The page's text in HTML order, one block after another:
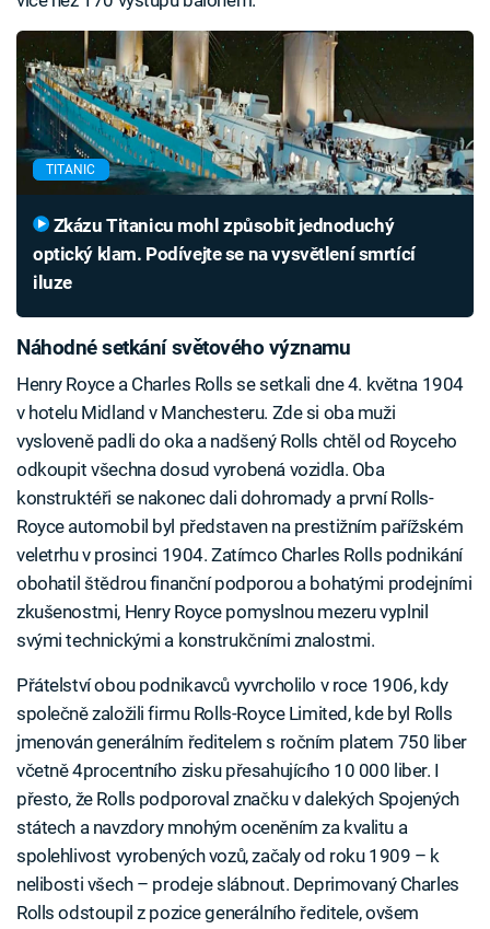
TITANIC
optický klam. Podívejte se na vysvětlení smrtící
iluze
Náhodné setkání světového významu
Henry Royce a Charles Rolls se setkali dne 4. května 1904
v hotelu Midland v Manchesteru. Zde si oba muži
vysloveně padli do oka a nadšený Rolls chtěl od Royceho
odkoupit všechna dosud vyrobená vozidla. Oba
konstruktéři se nakonec dali dohromady a první Rolls-
Royce automobil byl představen na prestižním pařížském
veletrhu v prosinci 1904. Zatímco Charles Rolls podnikání
obohatil štědrou finanční podporou a bohatými prodejními
zkušenostmi, Henry Royce pomyslnou mezeru vyplnil
svými technickými a konstrukčními znalostmi.
Přátelství obou podnikavců vyvrcholilo v roce 1906, kdy
společně založili firmu Rolls-Royce Limited, kde byl Rolls
jmenován generálním ředitelem s ročním platem 750 liber
včetně 4procentního zisku přesahujícího 10 000 liber. I
přesto, že Rolls podporoval značku v dalekých Spojených
státech a navzdory mnohým oceněním za kvalitu a
spolehlivost vyrobených vozů, začaly od roku 1909 – k
nelibosti všech – prodeje slábnout. Deprimovaný Charles
Rolls odstoupil z pozice generálního ředitele, ovšem